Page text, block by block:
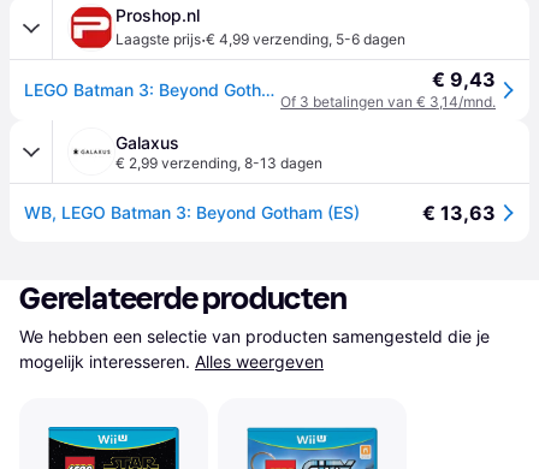
Proshop.nl
Laagste prijs·€ 4,99 verzending, 5-6 dagen
LEGO Batman 3: Beyond Gotham - Nintendo Wii U - Action € 9,43
Of 3 betalingen van € 3,14/mnd.
Galaxus
€ 2,99 verzending, 8-13 dagen
WB, LEGO Batman 3: Beyond Gotham (ES) € 13,63
Gerelateerde producten
We hebben een selectie van producten samengesteld die je
mogelijk interesseren. Alles weergeven